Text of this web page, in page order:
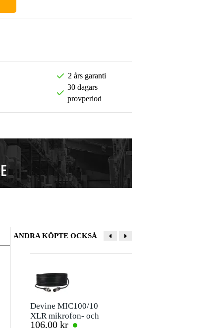
2 års garanti
30 dagars
provperiod
Smeknamn
ANDRA KÖPTE OCKSÅ
Devine MIC100/10
XLR mikrofon- och
signalkabel 10
106,00 kr